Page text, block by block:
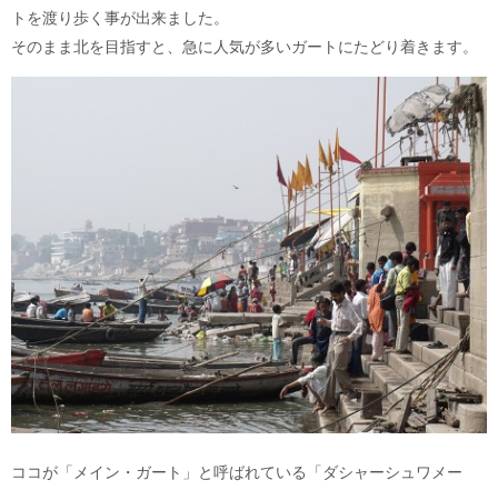
トを渡り歩く事が出来ました。
そのまま北を目指すと、急に人気が多いガートにたどり着きます。
ココが「メイン・ガート」と呼ばれている「ダシャーシュワメー